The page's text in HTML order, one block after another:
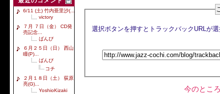
6/11 (土) 竹内亜里沙(...
victory
７月 ７日（金） CD発
売記念...
ばんび
６月２５日（日） 西山
瞳(P)...
ばんび
コチ
２月１８日（土） 荻原
亮(G)...
YoshioKizaki
今のとこ